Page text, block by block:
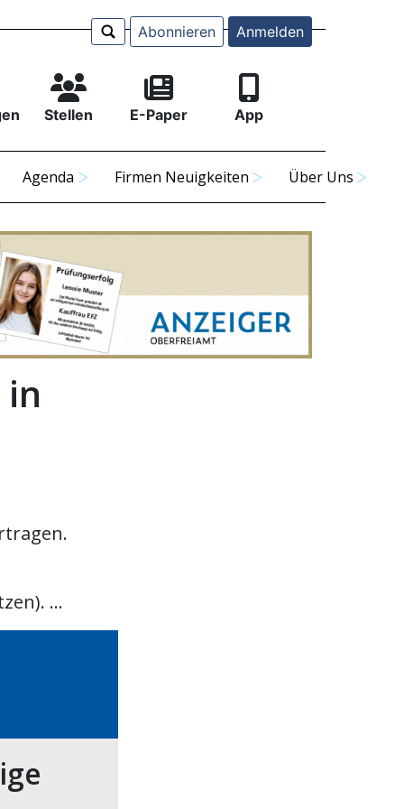
Abonnieren Anmelden
Stellen E-Paper App
Agenda Firmen Neuigkeiten Über Uns
...